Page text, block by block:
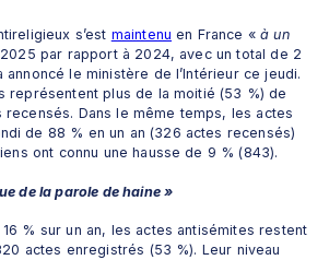
s’est maintenu en France « à un
par rapport à 2024, avec un total de 2
le ministère de l’Intérieur ce jeudi.
représentent plus de la moitié (53 %) de
recensés. Dans le même temps, les actes
de 88 % en un an (326 actes recensés)
ont connu une hausse de 9 % (843).
de la parole de haine »
16 % sur un an, les actes antisémites restent
actes enregistrés (53 %). Leur niveau